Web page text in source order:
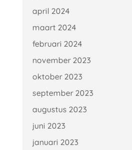
april 2024
maart 2024
februari 2024
november 2023
oktober 2023
september 2023
augustus 2023
juni 2023
januari 2023